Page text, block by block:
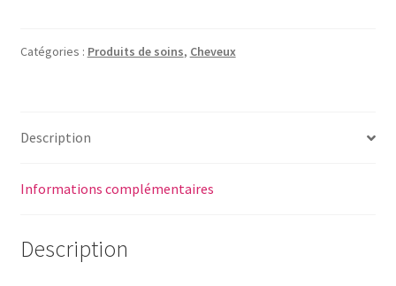
cuir
Catégories : Produits de soins, Cheveux
Description
Informations complémentaires
Description